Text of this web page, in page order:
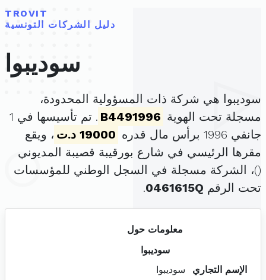
TROVIT
دليل الشركات التونسية
سوديبوا
سوديبوا هي شركة ذات المسؤولية المحدودة،
مسجلة تحت الهوية B4491996
. تم تأسيسها في 1
جانفي 1996 برأس مال قدره
19000 د.ت
، ويقع
مقرها الرئيسي في شارع بورقيبة قصيبة المديوني
()، الشركة مسجلة في السجل الوطني للمؤسسات
تحت الرقم 0461615Q
.
معلومات حول
سوديبوا
الإسم التجاري
سوديبوا